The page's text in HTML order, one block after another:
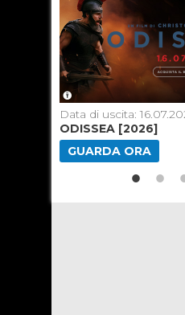
Data di uscita:
ODISSEA [2026]
GUARDA ORA